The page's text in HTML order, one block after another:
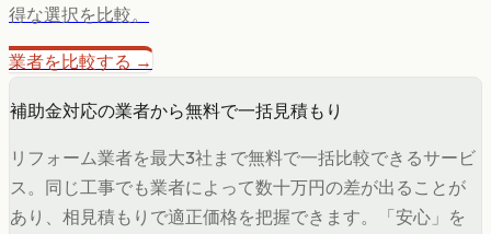
得な選択を比較。
業者を比較する →
補助金対応の業者から無料で一括見積もり
リフォーム業者を最大3社まで無料で一括比較できるサービ
ス。同じ工事でも業者によって数十万円の差が出ることが
あり、相見積もりで適正価格を把握できます。「安心」を